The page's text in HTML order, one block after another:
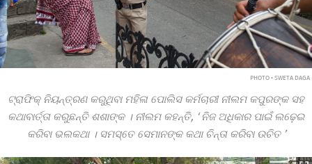
PHOTO • SWETA DAGA
ଟ୍ରାଫିକ୍ ନିୟନ୍ତ୍ରଣ କରୁଥିବା ମହିଳା ପୋଲିସ କର୍ମଚାରୀ ନୀଲମ କପୁରଙ୍କ ସହ
କଥାବାର୍ତ୍ତା କରୁଛନ୍ତି ଶଶାଙ୍କ । ନୀଲମ କହନ୍ତି, ‘ନିଜ ଅଧିକାର ପାଇଁ ଲଢ଼େଇ
କରିବା ଭଲକଥା । ସମସ୍ତେ ସେମାନଙ୍କ କଥା ଚିନ୍ତା କରିବା ଉଚିତ ’